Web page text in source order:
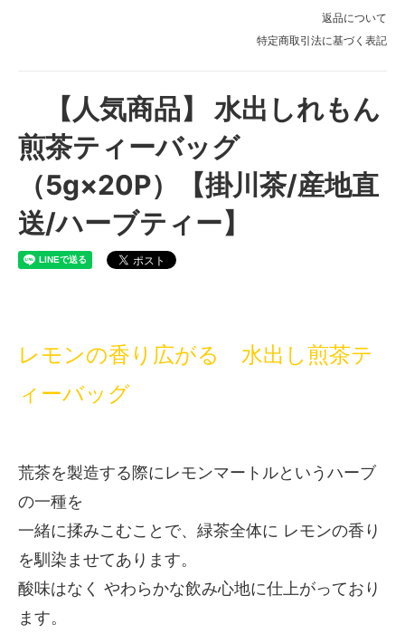
返品について
特定商取引法に基づく表記
【人気商品】 水出しれもん
煎茶ティーバッグ
（5g×20P）【掛川茶/産地直
送/ハーブティー】
レモンの香り広がる 水出し煎茶テ
ィーバッグ
荒茶を製造する際にレモンマートルというハーブ
の一種を
一緒に揉みこむことで、緑茶全体に レモンの香り
を馴染ませてあります。
酸味はなく やわらかな飲み心地に仕上がっており
ます。